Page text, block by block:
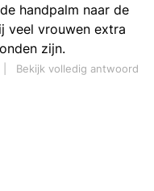
handpalm naar de
veel vrouwen extra
zijn.
Bekijk volledig antwoord